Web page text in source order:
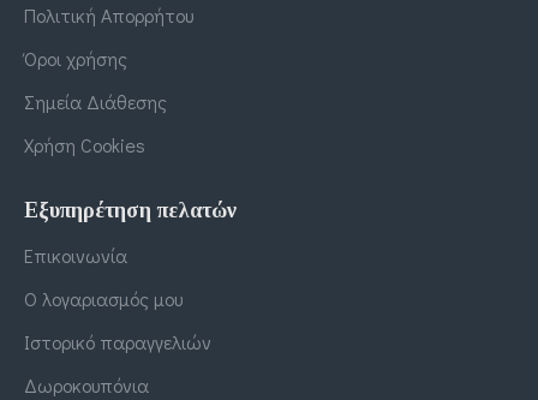
Πολιτική Απορρήτου
Όροι χρήσης
Σημεία Διάθεσης
Χρήση Cookies
Εξυπηρέτηση πελατών
Επικοινωνία
Ο λογαριασμός μου
Ιστορικό παραγγελιών
Δωροκουπόνια